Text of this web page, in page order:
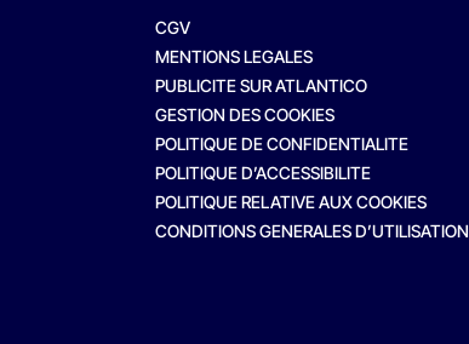
CGV
MENTIONS LEGALES
PUBLICITE SUR ATLANTICO
GESTION DES COOKIES
POLITIQUE DE CONFIDENTIALITE
POLITIQUE D’ACCESSIBILITE
POLITIQUE RELATIVE AUX COOKIES
CONDITIONS GENERALES D’UTILISATION